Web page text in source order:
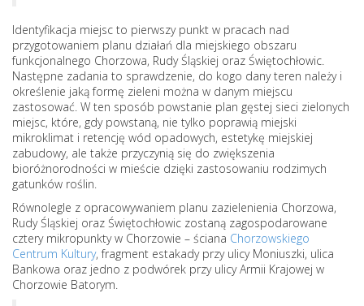
Identyfikacja miejsc to pierwszy punkt w pracach nad
przygotowaniem planu działań dla miejskiego obszaru
funkcjonalnego Chorzowa, Rudy Śląskiej oraz Świętochłowic.
Następne zadania to sprawdzenie, do kogo dany teren należy i
określenie jaką formę zieleni można w danym miejscu
zastosować. W ten sposób powstanie plan gęstej sieci zielonych
miejsc, które, gdy powstaną, nie tylko poprawią miejski
mikroklimat i retencję wód opadowych, estetykę miejskiej
zabudowy, ale także przyczynią się do zwiększenia
bioróżnorodności w mieście dzięki zastosowaniu rodzimych
gatunków roślin.
Równolegle z opracowywaniem planu zazielenienia Chorzowa,
Rudy Śląskiej oraz Świętochłowic zostaną zagospodarowane
cztery mikropunkty w Chorzowie – ściana Chorzowskiego
Centrum Kultury, fragment estakady przy ulicy Moniuszki, ulica
Bankowa oraz jedno z podwórek przy ulicy Armii Krajowej w
Chorzowie Batorym.